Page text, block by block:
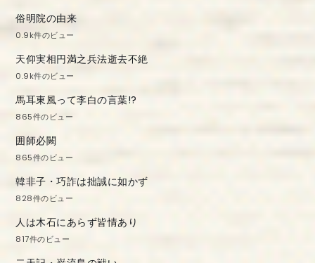
俗明院の由来
0.9k件のビュー
天仰実相円満之兵法逝去不絶
0.9k件のビュー
馬耳東風って李白の言葉!?
865件のビュー
囲師必闕
865件のビュー
韓非子・巧詐は拙誠に如かず
828件のビュー
人は木石にあらず皆情あり
817件のビュー